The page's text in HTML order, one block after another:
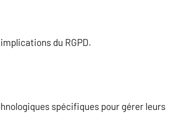
du RGPD.
spécifiques pour gérer leurs